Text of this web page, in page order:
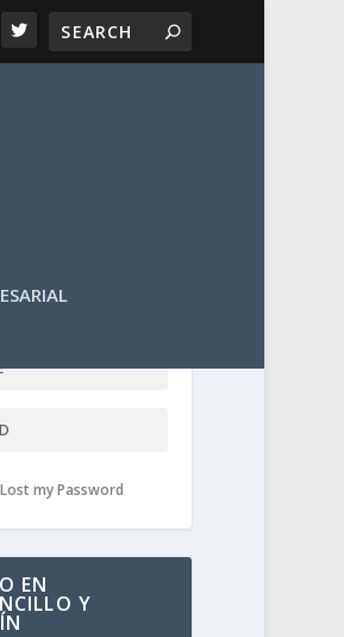
TTN
Lost my Password
EN
Y